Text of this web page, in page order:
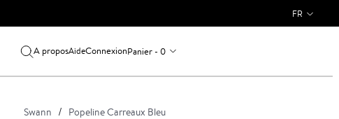
FR
A proposAideConnexionPanier - 0
Swann Popeline Carreaux Bleu